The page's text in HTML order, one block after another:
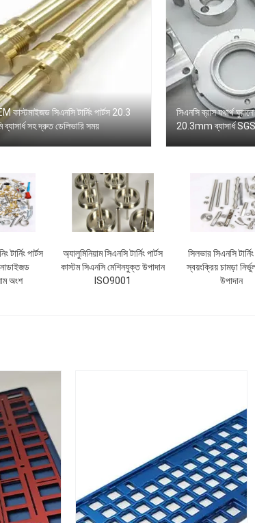
কাস্টমাইজড সিএনসি টার্নিং পার্টস 20.3
ব্যাসার্ধ সহ দ্রুত ডেলিভারি সময়
সিএনসি ব্রাস যথার্থ
20.3mm ব্যাসার্ধ SGS
টার্নিং পার্টস
অংশ
অ্যালুমিনিয়াম সিএনসি টার্নিং পার্টস
কাস্টম সিএনসি মেশিনযুক্ত উপাদান
ISO9001
সিলভার সিএনসি টার্নিং
স্বয়ংক্রিয় চামড়া
উপাদান